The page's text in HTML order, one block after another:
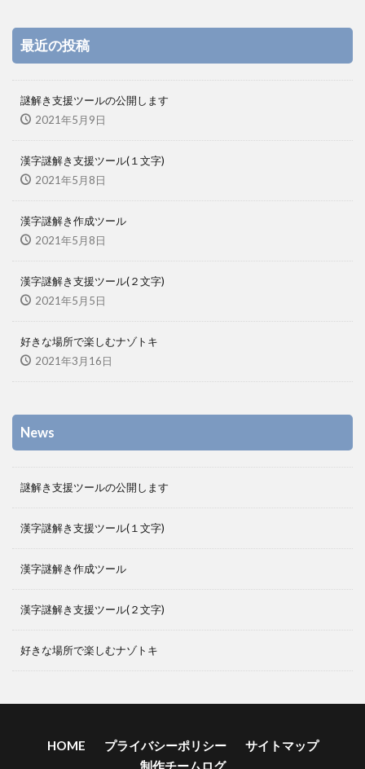
最近の投稿
謎解き支援ツールの公開します
2021年5月9日
漢字謎解き支援ツール(１文字)
2021年5月8日
漢字謎解き作成ツール
2021年5月8日
漢字謎解き支援ツール(２文字)
2021年5月5日
好きな場所で楽しむナゾトキ
2021年3月16日
News
謎解き支援ツールの公開します
漢字謎解き支援ツール(１文字)
漢字謎解き作成ツール
漢字謎解き支援ツール(２文字)
好きな場所で楽しむナゾトキ
HOME プライバシーポリシー
サイトマップ
制作チームログ